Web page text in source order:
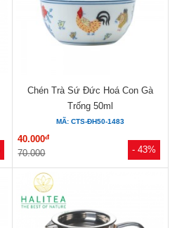
- 43%
Chén Trà Sứ Đức Hoá Con Gà
Trống 50ml
MÃ: CTS-ĐH50-1483
40.000đ
70.000